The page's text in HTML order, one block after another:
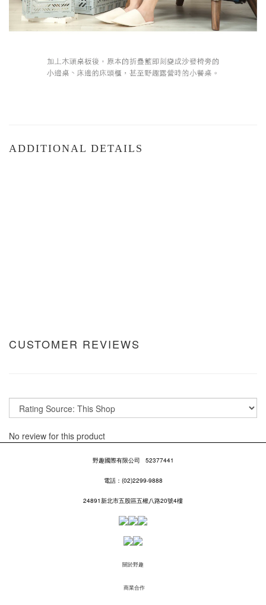
ADDITIONAL DETAILS
CUSTOMER REVIEWS
No review for this product
野趣國際有限公司 52377441
電話：(02)2299-9888
24891新北市五股區五權八路20號4樓
關於野趣
商業合作